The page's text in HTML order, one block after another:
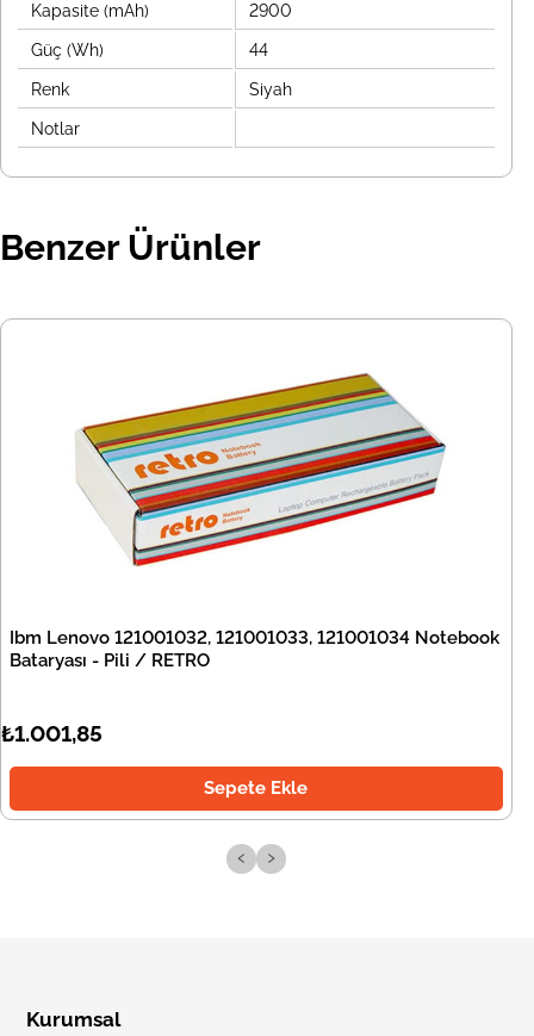
Kapasite (mAh) 2900
Güç (Wh) 44
Renk Siyah
Notlar
Benzer Ürünler
Ibm Lenovo 121001032, 121001033, 121001034 Notebook
Bataryası - Pili / RETRO
₺1.001,85
Sepete Ekle
‹ ›
Kurumsal